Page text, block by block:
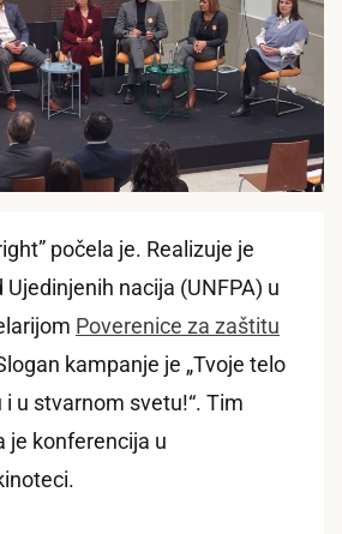
počela je. Realizuje je
nacija (UNFPA) u
Poverenice za zaštitu
kampanje je „Tvoje telo
u stvarnom svetu!“. Tim
je konferencija u